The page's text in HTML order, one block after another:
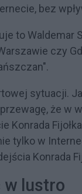
bez
to Waldemar
czy
sytuacji.
że w
Konrada
tylko w
Konrada
w lustro